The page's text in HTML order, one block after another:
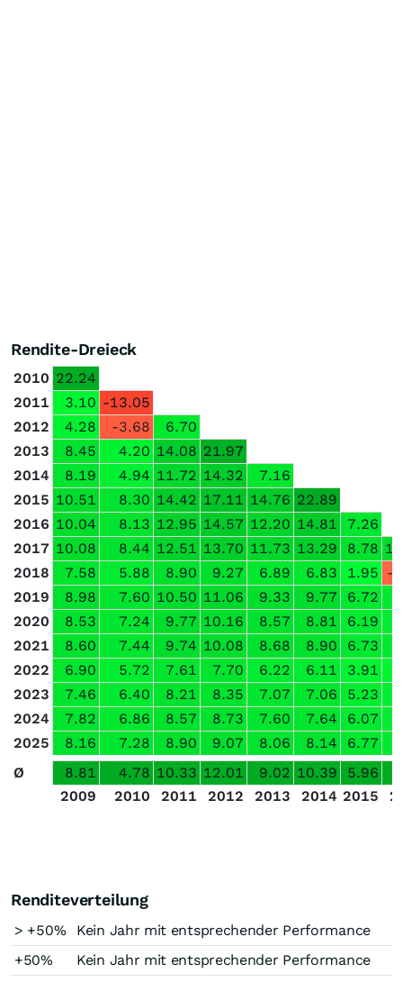
Rendite-Dreieck
2010 22.24
2011
3.10 -13.05
2012
4.28 -3.68
6.70
2013
8.45 4.20 14.08 21.97
2014
8.19 4.94 11.72 14.32
7.16
2015 10.51 8.30 14.42 17.11 14.76 22.89
2016 10.04 8.13 12.95 14.57 12.20 14.81
7.26
2017 10.08 8.44 12.51 13.70 11.73 13.29 8.78
2018
7.58 5.88 8.90 9.27 6.89 6.83 1.95 -
2019
8.98 7.60 10.50 11.06 9.33 9.77 6.72
2020
8.53 7.24 9.77 10.16 8.57 8.81 6.19
2021
8.60 7.44 9.74 10.08 8.68 8.90 6.73
2022
6.90 5.72 7.61 7.70 6.22 6.11 3.91
2023
7.46 6.40 8.21 8.35 7.07 7.06 5.23
2024
7.82 6.86 8.57 8.73 7.60 7.64 6.07
2025
8.16 7.28 8.90 9.07 8.06 8.14 6.77
Ø
8.81 4.78 10.33 12.01 9.02 10.39 5.96
2009
2010 2011 2012 2013 2014 2015
Renditeverteilung
> +50%
Kein Jahr mit entsprechender Performance
+50%
Kein Jahr mit entsprechender Performance